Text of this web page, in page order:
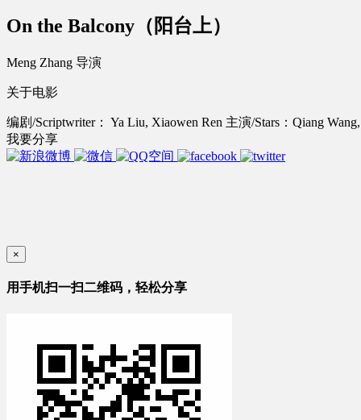
On the Balcony（阳台上）
Meng Zhang 导演
关于电影
编剧/Scriptwriter： Ya Liu, Xiaowen Ren 主演/Stars：Qiang
我要分享
×
用手机扫一扫二维码，轻松分享